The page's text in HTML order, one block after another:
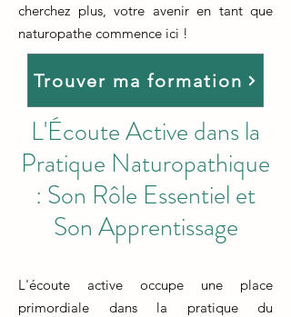
cherchez plus, votre avenir en tant que
naturopathe commence ici !
Trouver ma formation
L'Écoute Active dans la
Pratique Naturopathique
: Son Rôle Essentiel et
Son Apprentissage
L'écoute active occupe une place
primordiale dans la pratique du